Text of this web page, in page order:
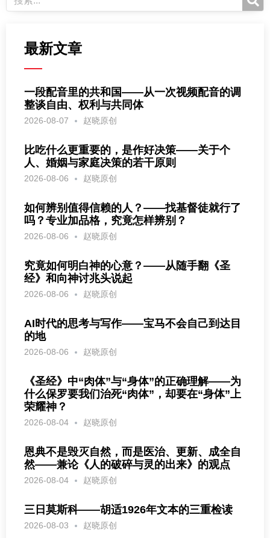
最新文章
一段配音里的共和国——从一次视频配音的调
整谈自由、权利与共同体
2026-08-07 赵晓原创
比吃什么更重要的，是作好决策——关于个
人、婚姻与家庭决策的若干原则
2026-08-06 赵晓原创
如何辨别值得信赖的人？——找基督徒就行了
吗？专业加品格，究竟怎样辨别？
2026-08-06 赵晓原创
究竟如何明白神的心意？——从随手翻《圣
经》和向神讨兆头说起
2026-08-06 赵晓原创
AI时代的思考与写作——宝马不会自己到达目
的地
2026-08-06 赵晓原创
《圣经》中“肉体”与“身体”的正确理解——为
什么保罗要我们治死“肉体”，却要在“身体”上
荣耀神？
2026-08-04 赵晓原创
恩典不是毁灭自然，而是医治、更新、成全自
然——兼论《人的破碎与灵的出来》的观点
2026-08-04 赵晓原创
三日莫斯科——胡适1926年文本的三重检读
2026-08-03 赵晓原创